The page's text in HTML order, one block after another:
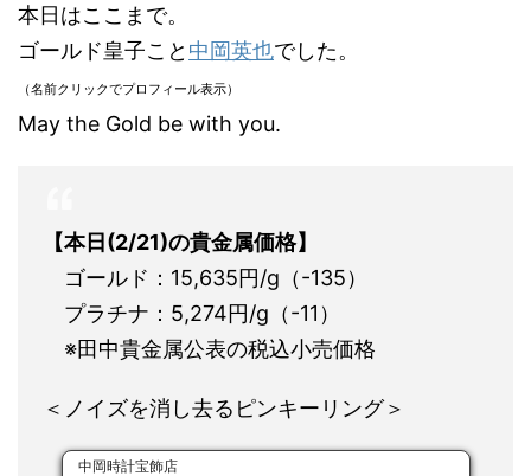
本日はここまで。
ゴールド皇子こと 中岡英也でした。
（名前クリックでプロフィール表示）
May the Gold be with you.
【本日(2/21)の貴金属価格】
ゴールド：15,635円/g（-135）
プラチナ：5,274円/g（-11）
※田中貴金属公表の税込小売価格
＜ノイズを消し去るピンキーリング＞
中岡時計宝飾店